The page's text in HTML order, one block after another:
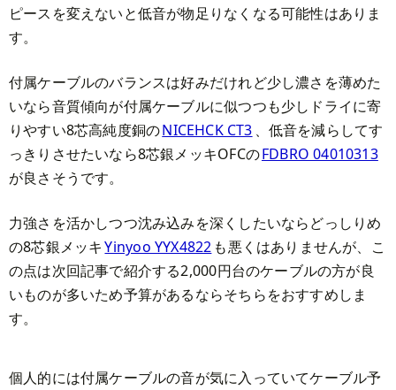
ピースを変えないと低音が物足りなくなる可能性はありま
す。
付属ケーブルのバランスは好みだけれど少し濃さを薄めた
いなら音質傾向が付属ケーブルに似つつも少しドライに寄
りやすい8芯高純度銅のNICEHCK CT3 、低音を減らしてす
っきりさせたいなら8芯銀メッキOFCのFDBRO 04010313
が良さそうです。
力強さを活かしつつ沈み込みを深くしたいならどっしりめ
の8芯銀メッキ Yinyoo YYX4822 も悪くはありませんが、こ
の点は次回記事で紹介する2,000円台のケーブルの方が良
いものが多いため予算があるならそちらをおすすめしま
す。
個人的には付属ケーブルの音が気に入っていてケーブル予